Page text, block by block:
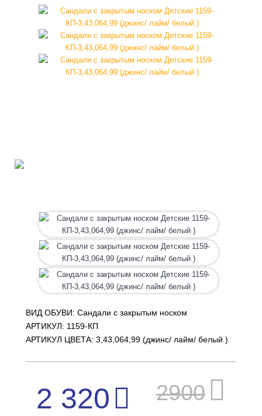
ВИД ОБУВИ: Сандали с закрытым носком
АРТИКУЛ: 1159-КП
АРТИКУЛ ЦВЕТА: 3,43,064,99 (джинс/ лайм/ белый )
2 320 2900